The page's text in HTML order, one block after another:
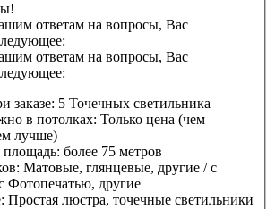
ответам на вопросы, Вас
ответам на вопросы, Вас
заказе: 5 Точечных светильника
в потолках: Только цена (чем
лучше)
более 75 метров
Матовые, глянцевые, другие / с
Фотопечатью, другие
Простая люстра, точечные светильники